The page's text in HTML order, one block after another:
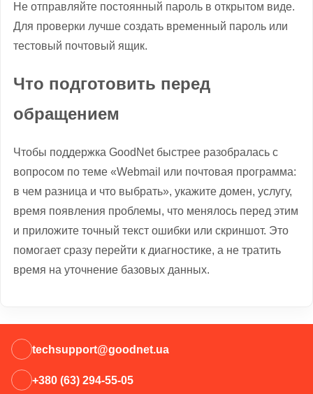
Не отправляйте постоянный пароль в открытом виде.
Для проверки лучше создать временный пароль или
тестовый почтовый ящик.
Что подготовить перед
обращением
Чтобы поддержка GoodNet быстрее разобралась с
вопросом по теме «Webmail или почтовая программа:
в чем разница и что выбрать», укажите домен, услугу,
время появления проблемы, что менялось перед этим
и приложите точный текст ошибки или скриншот. Это
помогает сразу перейти к диагностике, а не тратить
время на уточнение базовых данных.
techsupport@goodnet.ua
+380 (63) 294-55-05